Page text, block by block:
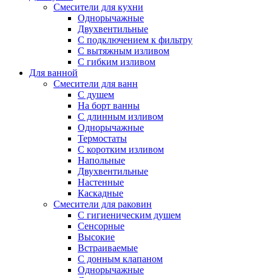
Смесители для кухни
Однорычажные
Двухвентильные
С подключением к фильтру
С вытяжным изливом
С гибким изливом
Для ванной
Смесители для ванн
С душем
На борт ванны
С длинным изливом
Однорычажные
Термостаты
С коротким изливом
Напольные
Двухвентильные
Настенные
Каскадные
Смесители для раковин
С гигиеническим душем
Сенсорные
Высокие
Встраиваемые
С донным клапаном
Однорычажные